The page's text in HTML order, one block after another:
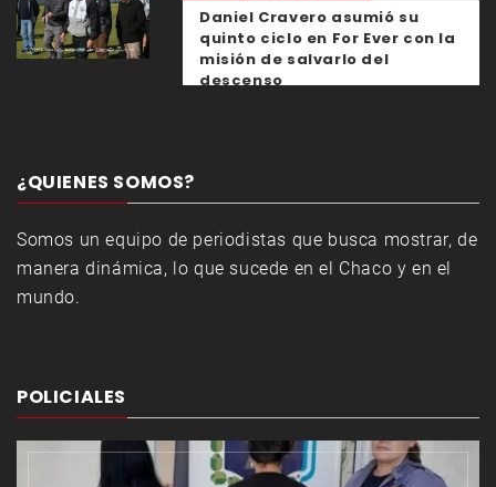
Daniel Cravero asumió su
quinto ciclo en For Ever con la
misión de salvarlo del
descenso
¿QUIENES SOMOS?
Somos un equipo de periodistas que busca mostrar, de
manera dinámica, lo que sucede en el Chaco y en el
mundo.
POLICIALES